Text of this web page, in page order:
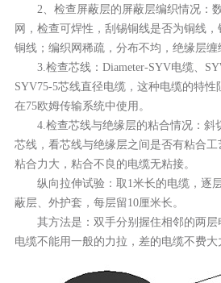
2、检查屏蔽层的屏蔽层编织情况：数
网，检查可焊性，刮锡铜线是否为铜线
铜线；编织网稀疏，分布不均，绝缘层缠
3.检查芯线：Diameter-SYV电缆、
SYV75-5芯线直径电缆，这种电缆的特性
在75欧姆传输系统中使用。
4.检查芯线与绝缘层的粘合情况：斜
芯线，看芯线与绝缘层之间是否有粘合
粘合力大，粘合不良的电缆无粘接。
纵向拉伸试验：取1米长的电缆，逐
蔽层、外护套，每层留10厘米长。
其方法是：双手分别握住相邻的两层
电缆不能用一般的力拉，差的电缆不费大